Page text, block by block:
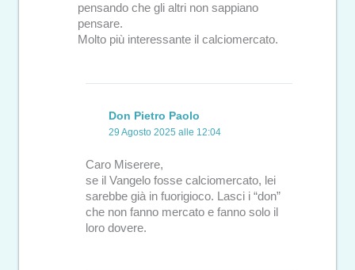
pensando che gli altri non sappiano
pensare.
Molto più interessante il calciomercato.
Don Pietro Paolo
29 Agosto 2025 alle 12:04
Caro Miserere,
se il Vangelo fosse calciomercato, lei
sarebbe già in fuorigioco. Lasci i “don”
che non fanno mercato e fanno solo il
loro dovere.